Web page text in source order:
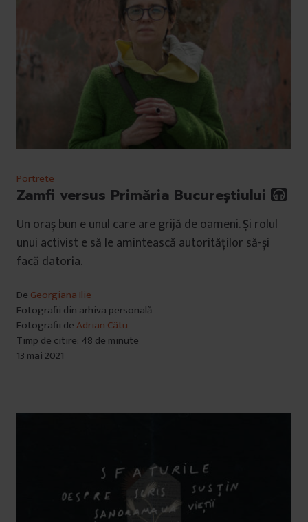
Portrete
Zamfi versus Primăria Bucureștiului
Un oraș bun e unul care are grijă de oameni. Și rolul
unui activist e să le amintească autorităților să-și
facă datoria.
De Georgiana Ilie
Fotografii din arhiva personală
Fotografii deAdrian Câtu
Timp de citire: 48 de minute
13 mai 2021